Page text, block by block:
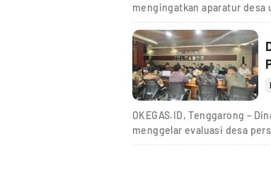
mengingatkan aparatur desa
OKEGAS.ID, Tenggarong –
menggelar evaluasi desa